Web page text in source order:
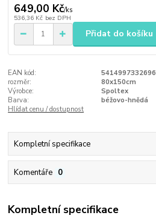
649,00 Kč/ks
536,36 Kč bez DPH
Přidat do košíku
EAN kód:
5414997332696
rozměr:
80x150cm
Výrobce:
Spoltex
Barva:
béžovo-hnědá
Hlídat cenu / dostupnost
Kompletní specifikace
Komentáře 0
Kompletní specifikace